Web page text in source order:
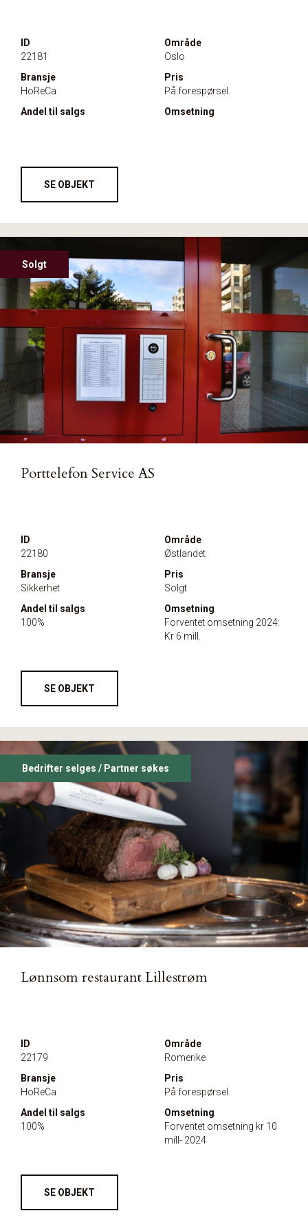
ID
22181
Område
Oslo
Bransje
HoReCa
Pris
På forespørsel.
Andel til salgs
Omsetning
SE OBJEKT
Porttelefon Service AS
ID
22180
Område
Østlandet
Bransje
Sikkerhet
Pris
Solgt
Andel til salgs
100%
Omsetning
Forventet omsetning 2024:
Kr 6 mill.
SE OBJEKT
Solgt
Lønnsom restaurant Lillestrøm
ID
22179
Område
Romerike
Bransje
HoReCa
Pris
På forespørsel.
Andel til salgs
100%
Omsetning
Forventet omsetning kr 10
mill- 2024
SE OBJEKT
Bedrifter selges / Partner søkes